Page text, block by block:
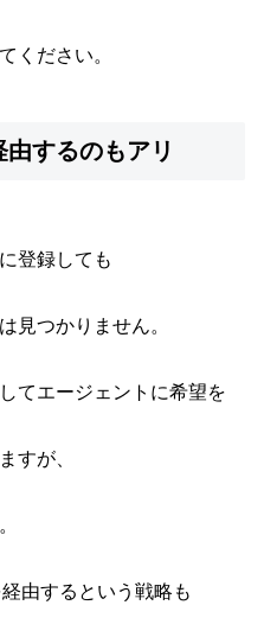
ください。
するのもアリ
登録しても
見つかりません。
てエージェントに希望を
すが、
由するという戦略も